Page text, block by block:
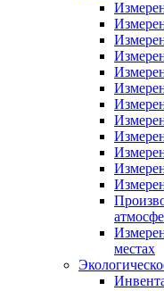
местах